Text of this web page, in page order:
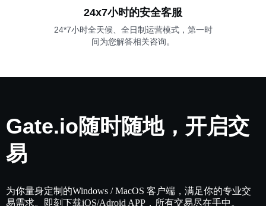
24x7小时的安全客服
24*7小时全天候、全日制运营模式，第一时
间为您解答相关咨询。
Gate.io随时随地，开启交
易
为你量身定制的Windows / MacOS 客户端，满足你的专业交
易需求。即刻下载iOS/Adroid APP，所有交易尽在手中。